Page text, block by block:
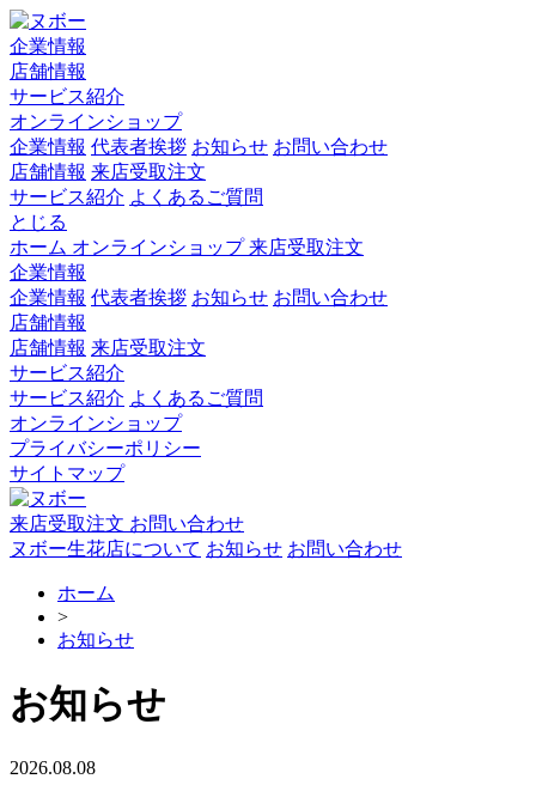
企業情報
店舗情報
サービス紹介
オンラインショップ
企業情報 代表者挨拶 お知らせ お問い合わせ
店舗情報 来店受取注文
サービス紹介 よくあるご質問
とじる
ホーム オンラインショップ来店受取注文
企業情報
企業情報 代表者挨拶 お知らせ お問い合わせ
店舗情報
店舗情報 来店受取注文
サービス紹介
サービス紹介 よくあるご質問
オンラインショップ
プライバシーポリシー
サイトマップ
来店受取注文 お問い合わせ
ヌボー生花店について お知らせ お問い合わせ
ホーム
>
お知らせ
お知らせ
2026.08.08